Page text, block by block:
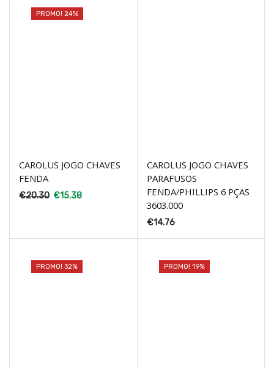
PROMO! 24%
CAROLUS JOGO CHAVES
FENDA
€20.30 €15.38
CAROLUS JOGO CHAVES
PARAFUSOS
FENDA/PHILLIPS 6 PÇAS
3603.000
€14.76
PROMO! 32% PROMO! 19%